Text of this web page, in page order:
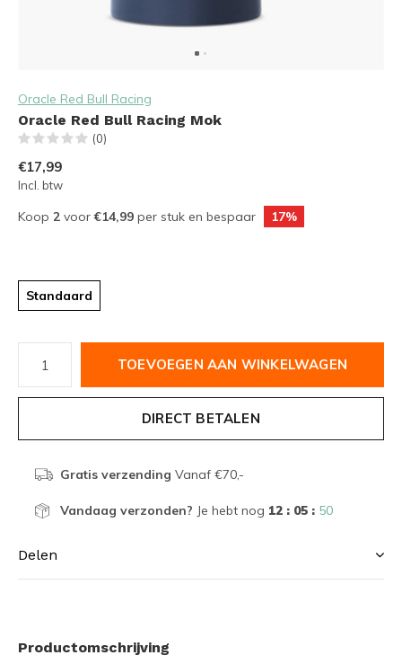
Oracle Red Bull Racing
Oracle Red Bull Racing Mok
(0)
€17,99
Incl. btw
Koop 2 voor€14,99 per stuk en bespaar 17%
Standaard
TOEVOEGEN AAN WINKELWAGEN
DIRECT BETALEN
Gratis verzending Vanaf €70,-
Vandaag verzonden? Je hebt nog 12 : 05 : 50
Delen
Productomschrijving